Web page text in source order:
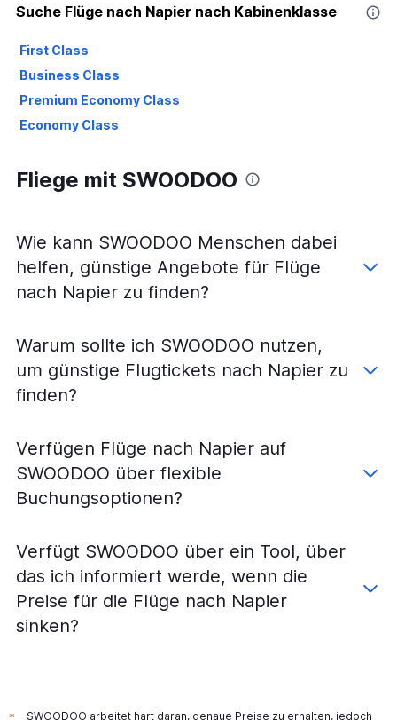
Suche Flüge nach Napier nach Kabinenklasse
First Class
Business Class
Premium Economy Class
Economy Class
Fliege mit SWOODOO
Wie kann SWOODOO Menschen dabei
helfen, günstige Angebote für Flüge
nach Napier zu finden?
Warum sollte ich SWOODOO nutzen,
um günstige Flugtickets nach Napier zu
finden?
Verfügen Flüge nach Napier auf
SWOODOO über flexible
Buchungsoptionen?
Verfügt SWOODOO über ein Tool, über
das ich informiert werde, wenn die
Preise für die Flüge nach Napier
sinken?
SWOODOO arbeitet hart daran, genaue Preise zu erhalten, jedoch